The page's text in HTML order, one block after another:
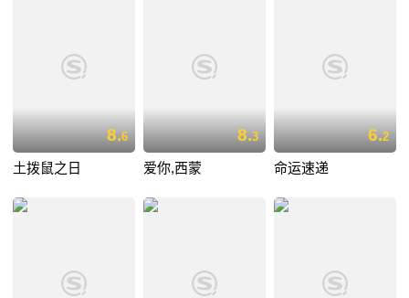
8.6
土拨鼠之日
8.3
爱你,西蒙
6.2
命运速递